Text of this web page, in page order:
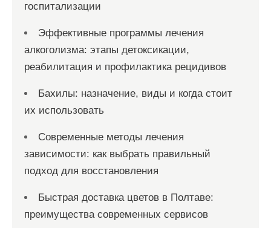
госпитализации
Эффективные программы лечения
алкоголизма: этапы детоксикации,
реабилитация и профилактика рецидивов
Бахилы: назначение, виды и когда стоит
их использовать
Современные методы лечения
зависимости: как выбрать правильный
подход для восстановления
Быстрая доставка цветов в Полтаве:
преимущества современных сервисов